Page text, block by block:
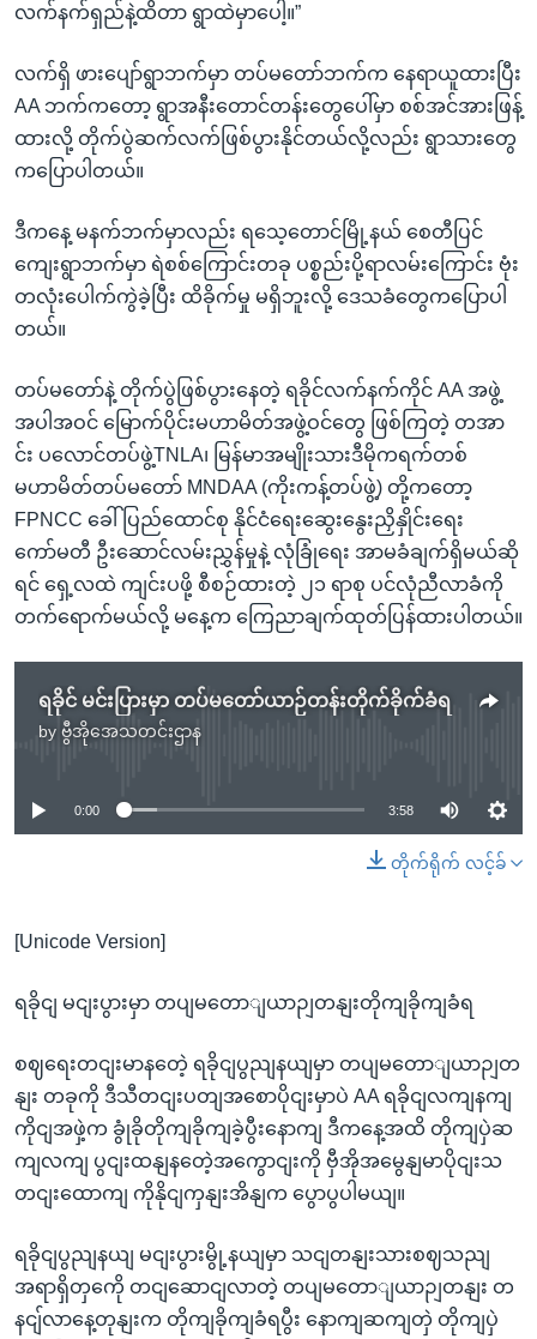
လက်နက်ရှည်နဲ့ထိတာ ရွာထဲမှာပေါ့။”
လက်ရှိ ဖားပျော်ရွာဘက်မှာ တပ်မတော်ဘက်က နေရာယူထားပြီး
AA ဘက်ကတော့ ရွာအနီးတောင်တန်းတွေပေါ်မှာ စစ်အင်အားဖြန့်
ထားလို့ တိုက်ပွဲဆက်လက်ဖြစ်ပွားနိုင်တယ်လို့လည်း ရွာသားတွေ
ကပြောပါတယ်။
ဒီကနေ့ မနက်ဘက်မှာလည်း ရသေ့တောင်မြို့နယ် စေတီပြင်
ကျေးရွာဘက်မှာ ရဲစစ်ကြောင်းတခု ပစ္စည်းပို့ရာလမ်းကြောင်း ဗုံး
တလုံးပေါက်ကွဲခဲ့ပြီး ထိခိုက်မှု မရှိဘူးလို့ ဒေသခံတွေကပြောပါ
တယ်။
တပ်မတော်နဲ့ တိုက်ပွဲဖြစ်ပွားနေတဲ့ ရခိုင်လက်နက်ကိုင် AA အဖွဲ့
အပါအဝင် မြောက်ပိုင်းမဟာမိတ်အဖွဲ့ဝင်တွေ ဖြစ်ကြတဲ့ တအာ
င်း ပလောင်တပ်ဖွဲ့TNLA၊ မြန်မာအမျိုးသားဒီမိုကရက်တစ်
မဟာမိတ်တပ်မတော် MNDAA (ကိုးကန့်တပ်ဖွဲ့) တို့ကတော့
FPNCC ခေါ် ပြည်ထောင်စု နိုင်ငံရေးဆွေးနွေးညှိနှိုင်းရေး
ကော်မတီ ဦးဆောင်လမ်းညွှန်မှုနဲ့ လုံခြုံရေး အာမခံချက်ရှိမယ်ဆို
ရင် ရှေ့လထဲ ကျင်းပဖို့ စီစဉ်ထားတဲ့ ၂၁ ရာစု ပင်လုံညီလာခံကို
တက်ရောက်မယ်လို့ မနေ့က ကြေညာချက်ထုတ်ပြန်ထားပါတယ်။
ရခိုင် မင်းပြားမှာ တပ်မတော်ယာဉ်တန်းတိုက်ခိုက်ခံရ
by ဗွီအိုအေသတင်းဌာန
No media source currently available
0:00 3:58
တိုက်ရိုက် လင့်ခ်
[Unicode Version]
ရခိုငျ မငျးပွားမှာ တပျမတောျယာဉျတနျးတိုကျခိုကျခံရ
စဈရေးတငျးမာနတေဲ့ ရခိုငျပွညျနယျမှာ တပျမတောျယာဉျတ
နျး တခုကို ဒီသီတငျးပတျအစောပိုငျးမှာပဲ AA ရခိုငျလကျနကျ
ကိုငျအဖှဲ့က ခွုံခိုတိုကျခိုကျခဲ့ပွီးနောကျ ဒီကနေ့အထိ တိုကျပှဲဆ
ကျလကျ ပွငျးထနျနတေဲ့အကွောငျးကို ဗှီအိုအမွေနျမာပိုငျးသ
တငျးထောကျ ကိုနိုငျကှနျးအိနျက ပွောပွပါမယျ။
ရခိုငျပွညျနယျ မငျးပွားမွို့နယျမှာ သငျတနျးသားစဈသညျ
အရာရှိတှကေို တငျဆောငျလာတဲ့ တပျမတောျယာဉျတနျး တ
နငျ်လာနေ့တုနျးက တိုကျခိုကျခံရပွီး နောကျဆကျတှဲ တိုကျပှဲ